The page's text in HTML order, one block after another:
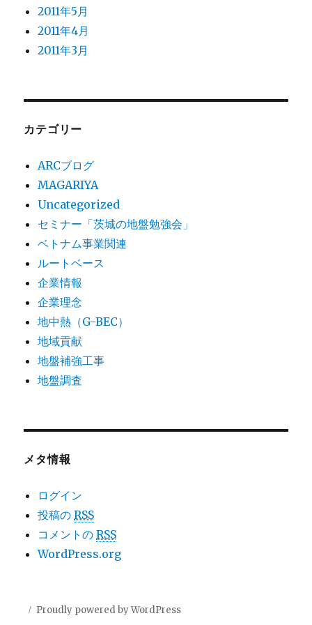
2011年5月
2011年4月
2011年3月
カテゴリー
ARCブログ
MAGARIYA
Uncategorized
セミナー「茨城の地盤勉強会」
ベトナム事業関連
ルートベース
企業情報
企業理念
地中熱（G-BEC）
地域貢献
地盤補強工事
地盤調査
メタ情報
ログイン
投稿のRSS
コメントのRSS
WordPress.org
Proudly powered by WordPress